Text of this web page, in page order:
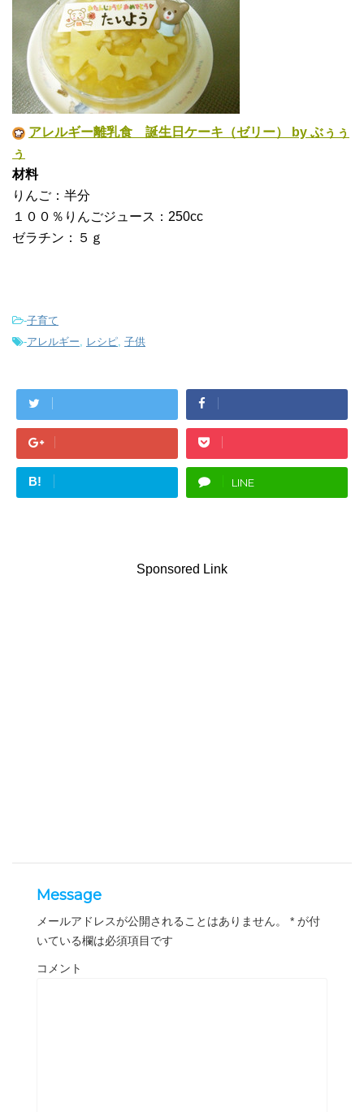
アレルギー離乳食 誕生日ケーキ（ゼリー） by ぶぅぅ
ぅ
材料
りんご：半分
１００％りんごジュース：250cc
ゼラチン：５ｇ
-子育て
-アレルギー, レシピ, 子供
B! LINE
Sponsored Link
Message
メールアドレスが公開されることはありません。 * が付
いている欄は必須項目です
コメント